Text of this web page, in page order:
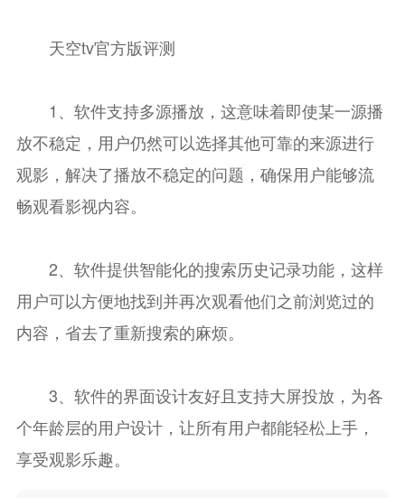
天空tv官方版评测
1、软件支持多源播放，这意味着即使某一源播
放不稳定，用户仍然可以选择其他可靠的来源进行
观影，解决了播放不稳定的问题，确保用户能够流
畅观看影视内容。
2、软件提供智能化的搜索历史记录功能，这样
用户可以方便地找到并再次观看他们之前浏览过的
内容，省去了重新搜索的麻烦。
3、软件的界面设计友好且支持大屏投放，为各
个年龄层的用户设计，让所有用户都能轻松上手，
享受观影乐趣。